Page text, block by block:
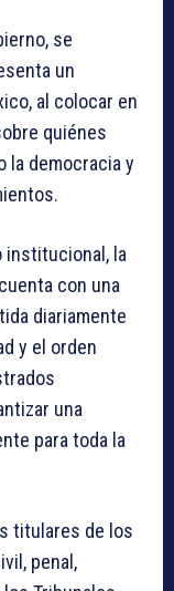
se
un
al colocar en
quiénes
la democracia y
institucional, la
con una
diariamente
y el orden
una
para toda la
titulares de los
penal,